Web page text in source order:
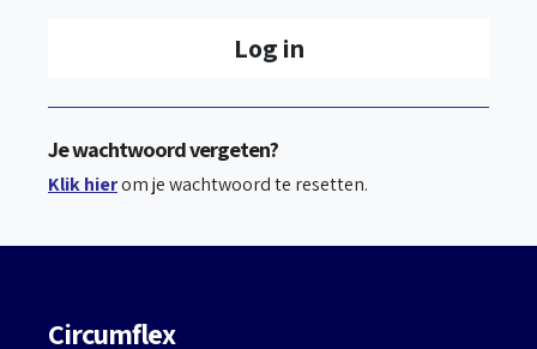
Log in
Je wachtwoord vergeten?
Klik hierom je wachtwoord te resetten.
Circumflex